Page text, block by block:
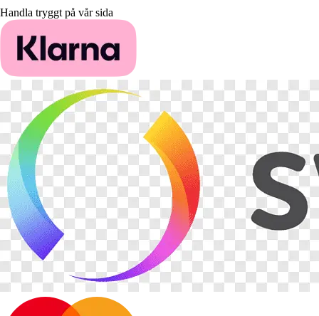
Handla tryggt på vår sida